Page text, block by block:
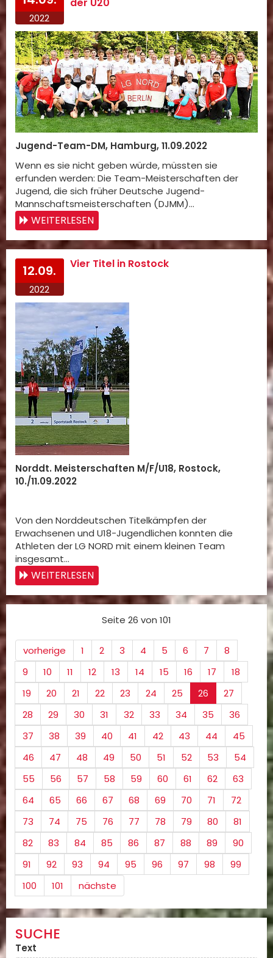
2022
Jugend-Team-DM, Hamburg, 11.09.2022
Wenn es sie nicht geben würde, müssten sie
erfunden werden: Die Team-Meisterschaften der
Jugend, die sich früher Deutsche Jugend-
Mannschaftsmeisterschaften (DJMM)…
WEITERLESEN
12.09.
2022
Vier Titel in Rostock
Norddt. Meisterschaften M/F/U18, Rostock,
10./11.09.2022
Von den Norddeutschen Titelkämpfen der
Erwachsenen und U18-Jugendlichen konnten die
Athleten der LG NORD mit einem kleinen Team
insgesamt…
WEITERLESEN
Seite 26 von 101
vorherige 1 2 3 4 5 6 7
8
9
10 11 12 13 14 15 16 17
18
19
20 21 22 23 24 25 26
27
28
29 30 31 32 33 34 35
36
37
38 39 40 41 42 43 44
45
46
47 48 49 50 51 52 53
54
55
56 57 58 59 60 61 62
63
64
65 66 67 68 69 70 71
72
73
74 75 76 77 78 79 80
81
82
83 84 85 86 87 88 89
90
91
92 93 94 95 96 97 98
99
100
101 nächste
SUCHE
Text